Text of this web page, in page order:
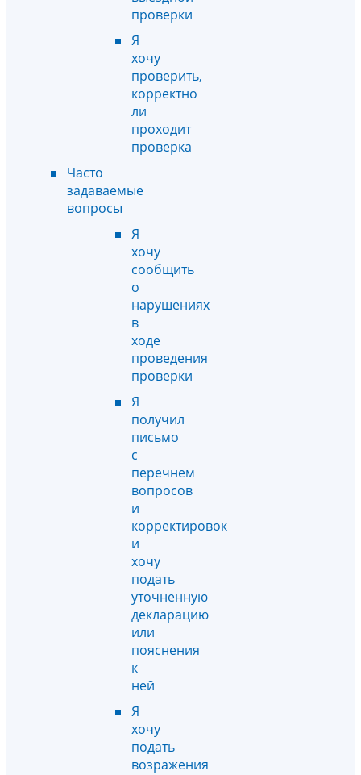
проверки
Я
хочу
проверить,
корректно
ли
проходит
проверка
Часто
задаваемые
вопросы
Я
хочу
сообщить
о
нарушениях
в
ходе
проведения
проверки
Я
получил
письмо
с
перечнем
вопросов
и
корректировок
и
хочу
подать
уточненную
декларацию
или
пояснения
к
ней
Я
хочу
подать
возражения